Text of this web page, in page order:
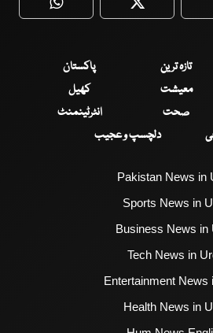
WhatsApp Twitter
تازہ ترین
پاکستان
معیشت
کھیل
صحت
انٹرٹینمنٹ
دلچسپ و عجیب
Pakistan News in
Sports News in
Business News in
Tech News in
Entertainment News
Health News in